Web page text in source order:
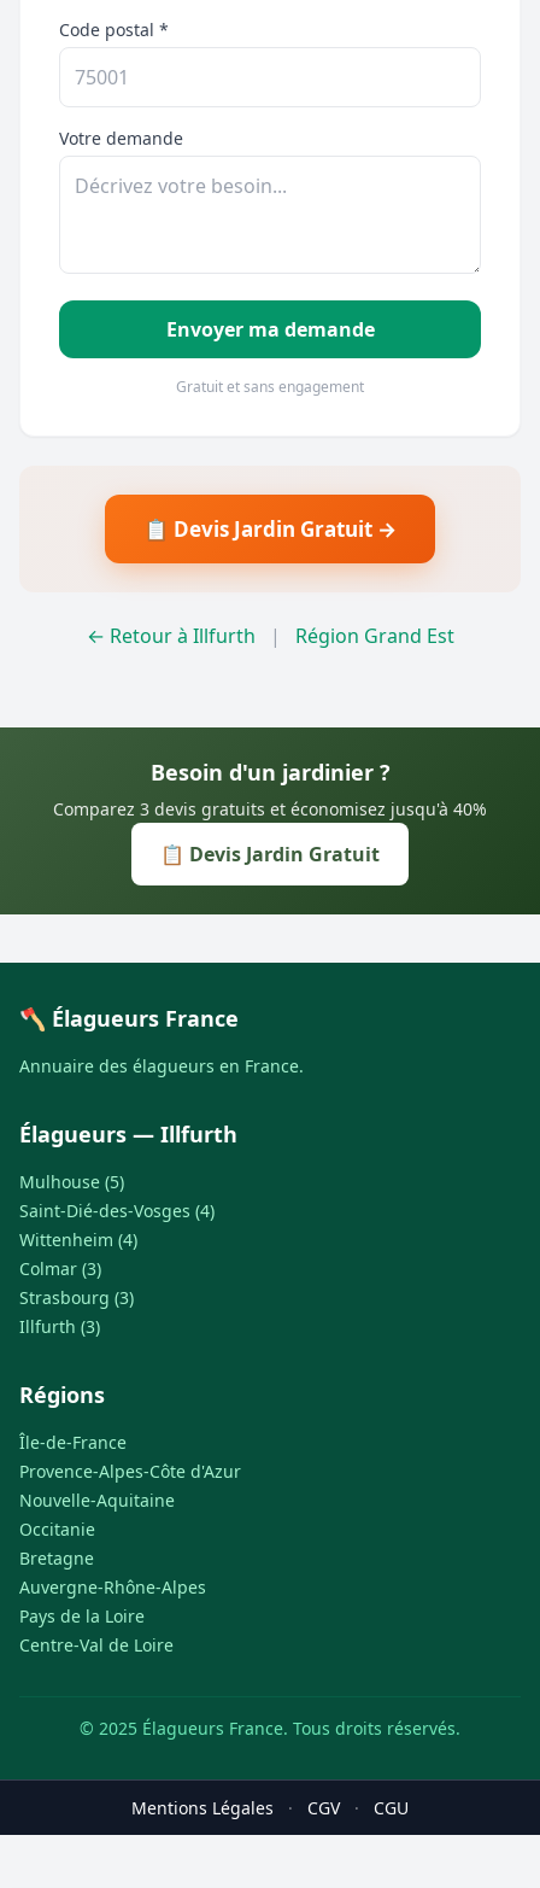
Code postal *
Votre demande
Envoyer ma demande
Gratuit et sans engagement
📋 Devis Jardin Gratuit →
← Retour à Illfurth | Région Grand Est
Besoin d'un jardinier ?
Comparez 3 devis gratuits et économisez jusqu'à 40%
📋 Devis Jardin Gratuit
🪓 Élagueurs France
Annuaire des élagueurs en France.
Élagueurs — Illfurth
Mulhouse (5)
Saint-Dié-des-Vosges (4)
Wittenheim (4)
Colmar (3)
Strasbourg (3)
Illfurth (3)
Régions
Île-de-France
Provence-Alpes-Côte d'Azur
Nouvelle-Aquitaine
Occitanie
Bretagne
Auvergne-Rhône-Alpes
Pays de la Loire
Centre-Val de Loire
© 2025 Élagueurs France. Tous droits réservés.
Mentions Légales · CGV · CGU